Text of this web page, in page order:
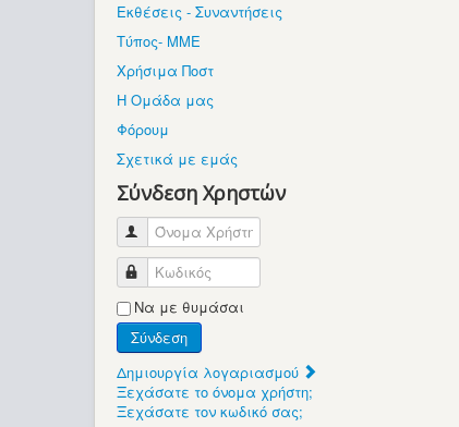
Εκθέσεις - Συναντήσεις
Τύπος- ΜΜΕ
Χρήσιμα Ποστ
Η Ομάδα μας
Φόρουμ
Σχετικά με εμάς
Σύνδεση Χρηστών
Όνομα Χρήστη
Κωδικός
Να με θυμάσαι
Σύνδεση
Δημιουργία λογαριασμού
Ξεχάσατε το όνομα χρήστη;
Ξεχάσατε τον κωδικό σας;